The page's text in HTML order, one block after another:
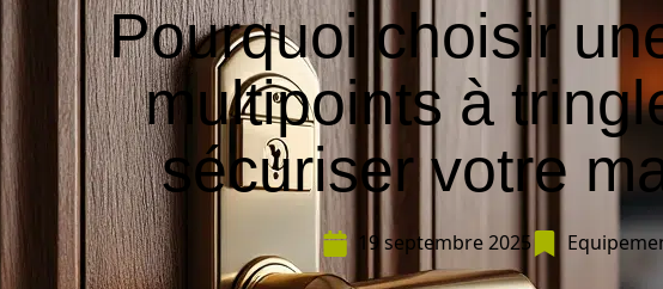
Pourquoi choisir
multipoints à
sécuriser votre
19 septembre 2025